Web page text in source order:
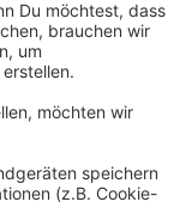
schnell
dass
müssten sie
des
Göbels,